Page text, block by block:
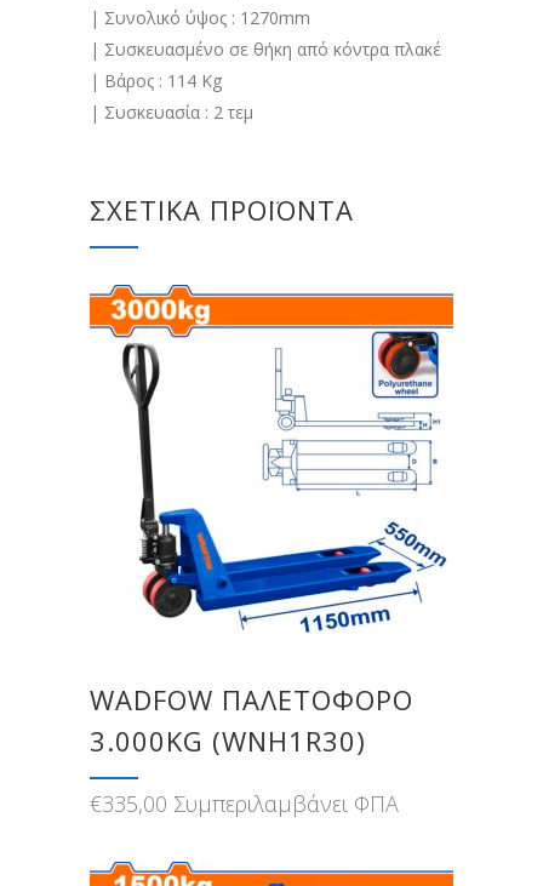
| Συνολικό ύψος : 1270mm
| Συσκευασμένο σε θήκη από κόντρα πλακέ
| Βάρος : 114 Kg
| Συσκευασία : 2 τεμ
ΣΧΕΤΙΚΆ ΠΡΟΪΌΝΤΑ
WADFOW ΠΑΛΕΤΟΦΟΡΟ
3.000KG (WNH1R30)
€335,00 Συμπεριλαμβάνει ΦΠΑ